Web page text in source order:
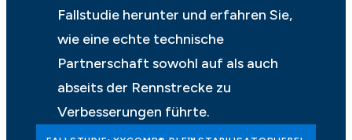
Fallstudie herunter und erfahren Sie,
wie eine echte technische
Partnerschaft sowohl auf als auch
abseits der Rennstrecke zu
Verbesserungen führte.